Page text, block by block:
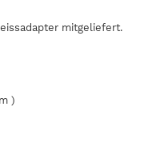
mitgeliefert.
)